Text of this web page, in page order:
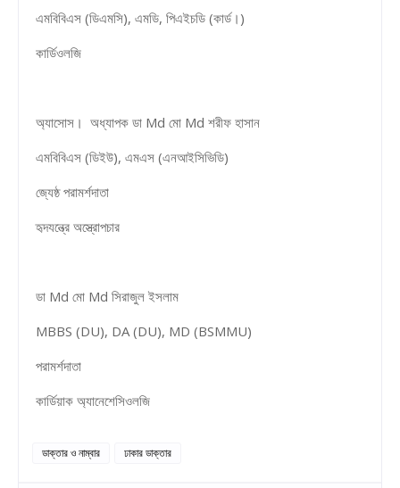
এমবিবিএস (ডিএমসি), এমডি, পিএইচডি (কার্ড।)
কার্ডিওলজি
অ্যাসোস। অধ্যাপক ডা Md মো Md শরীফ হাসান
এমবিবিএস (ডিইউ), এমএস (এনআইসিভিডি)
জ্যেষ্ঠ পরামর্শদাতা
হৃদযন্ত্রে অস্ত্রোপচার
ডা Md মো Md সিরাজুল ইসলাম
MBBS (DU), DA (DU), MD (BSMMU)
পরামর্শদাতা
কার্ডিয়াক অ্যানেশেসিওলজি
ডাক্তার ও নাম্বার ঢাকার ডাক্তার